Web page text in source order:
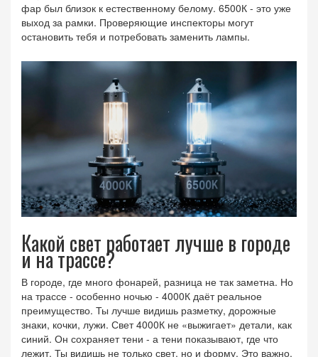
фар был близок к естественному белому. 6500К - это уже
выход за рамки. Проверяющие инспекторы могут
остановить тебя и потребовать заменить лампы.
Какой свет работает лучше в городе
и на трассе?
В городе, где много фонарей, разница не так заметна. Но
на трассе - особенно ночью - 4000К даёт реальное
преимущество. Ты лучше видишь разметку, дорожные
знаки, кочки, лужи. Свет 4000К не «выжигает» детали, как
синий. Он сохраняет тени - а тени показывают, где что
лежит. Ты видишь не только свет, но и форму. Это важно,